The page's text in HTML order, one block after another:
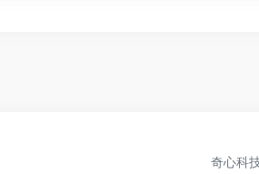
奇心科